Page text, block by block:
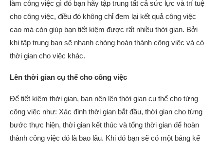
làm công việc gì đó bạn hãy tập trung tất cả sức lực và trí tuệ
cho công việc, điều đó không chỉ đem lại kết quả công việc
cao mà còn giúp bạn tiết kiệm được rất nhiều thời gian. Bởi
khi tập trung bạn sẽ nhanh chóng hoàn thành công việc và có
thời gian cho việc khác.
Lên thời gian cụ thể cho công việc
Để tiết kiệm thời gian, bạn nên lên thời gian cụ thể cho từng
công việc như: Xác định thời gian bắt đầu, thời gian cho từng
bước thực hiện, thời gian kết thúc và tổng thời gian để hoàn
thành công việc đó là bao lâu. Khi đó bạn sẽ có một bảng kế